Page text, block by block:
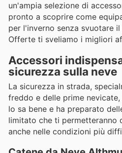
un'ampia selezione di
pronto a scoprire come
per l'inverno senza svuotare
Offerte ti sveliamo i migliori
Accessori
sicurezza sulla neve
La sicurezza in strada,
freddo e delle prime
lo sa bene e ha preparato
limitato che ti permetteranno
anche nelle condizioni più